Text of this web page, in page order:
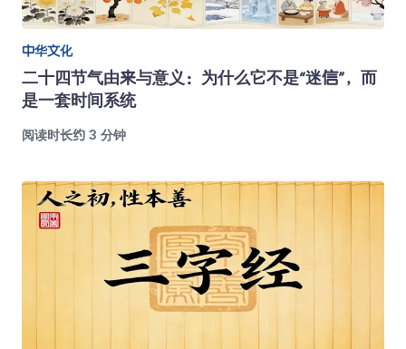
中华文化
二十四节气由来与意义：为什么它不是“迷信”，而
是一套时间系统
阅读时长约 3 分钟